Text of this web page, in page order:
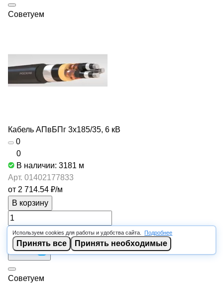
Советуем
Кабель АПвБПг 3х185/35, 6 кВ
0
0
В наличии: 3181 м
Арт. 01402177833
от 2 714.54 ₽/м
В корзину
Советуем
Используем cookies для работы и удобства сайта. Подробнее
Принять все Принять необходимые